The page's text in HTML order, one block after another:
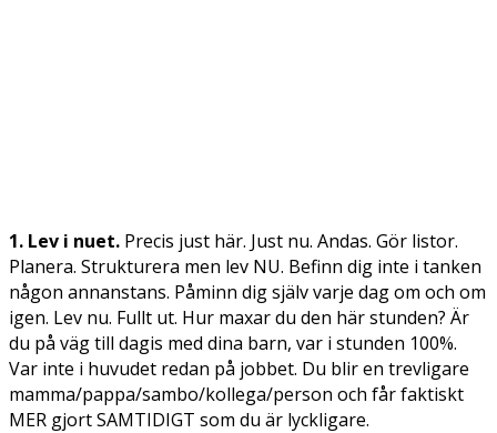
1. Lev i nuet. Precis just här. Just nu. Andas. Gör listor.
Planera. Strukturera men lev NU. Befinn dig inte i tanken
någon annanstans. Påminn dig själv varje dag om och om
igen. Lev nu. Fullt ut. Hur maxar du den här stunden? Är
du på väg till dagis med dina barn, var i stunden 100%.
Var inte i huvudet redan på jobbet. Du blir en trevligare
mamma/pappa/sambo/kollega/person och får faktiskt
MER gjort SAMTIDIGT som du är lyckligare.